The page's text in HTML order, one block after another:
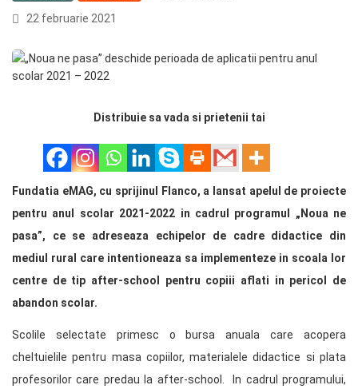
22 februarie 2021
Distribuie sa vada si prietenii tai
Fundatia eMAG, cu sprijinul Flanco, a lansat apelul de proiecte
pentru anul scolar 2021-2022 in cadrul programul „Noua ne
pasa”, ce se adreseaza echipelor de cadre didactice din
mediul rural care intentioneaza sa implementeze in scoala lor
centre de tip after-school pentru copiii aflati in pericol de
abandon scolar.
Scolile selectate primesc o bursa anuala care acopera
cheltuielile pentru masa copiilor, materialele didactice si plata
profesorilor care predau la after-school. In cadrul programului,